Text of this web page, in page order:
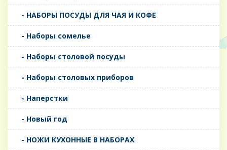
- НАБОРЫ ПОСУДЫ ДЛЯ ЧАЯ И КОФЕ
- Наборы сомелье
- Наборы столовой посуды
- Наборы столовых приборов
- Наперстки
- Новый год
- НОЖИ КУХОННЫЕ В НАБОРАХ